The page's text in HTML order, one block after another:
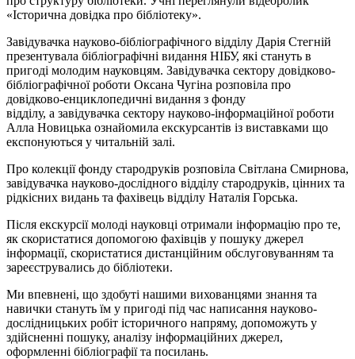
«Історична довідка про бібліотеку».
Завідувачка науково-бібліографічного відділу Дарія Стегній
презентувала бібліографічні видання НІБУ, які стануть в
пригоді молодим науковцям. Завідувачка сектору довідково-
бібліографічної роботи Оксана Чугіна розповіла про
довідково-енциклопедичні видання з фонду
відділу, а завідувачка сектору науково-інформаційної роботи
Алла Новицька ознайомила екскурсантів із виставками що
експонуються у читальній залі.
Про колекції фонду стародруків розповіла Світлана Смирнова,
завідувачка науково-дослідного відділу стародруків, цінних та
рідкісних видань та фахівець відділу Наталія Горська.
Після екскурсії молоді науковці отримали інформацію про те,
як скористатися допомогою фахівців у пошуку джерел
інформації, скористатися дистанційним обслуговуванням та
зареєструвались до бібліотеки.
Ми впевнені, що здобуті нашими вихованцями знання та
навички стануть їм у пригоді під час написання науково-
дослідницьких робіт історичного напряму, допоможуть у
здійсненні пошуку, аналізу інформаційних джерел,
оформленні бібліографії та посилань.